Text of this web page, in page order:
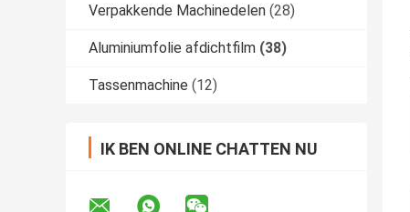
Verpakkende Machinedelen (28)
Aluminiumfolie afdichtfilm (38)
Tassenmachine (12)
IK BEN ONLINE CHATTEN NU